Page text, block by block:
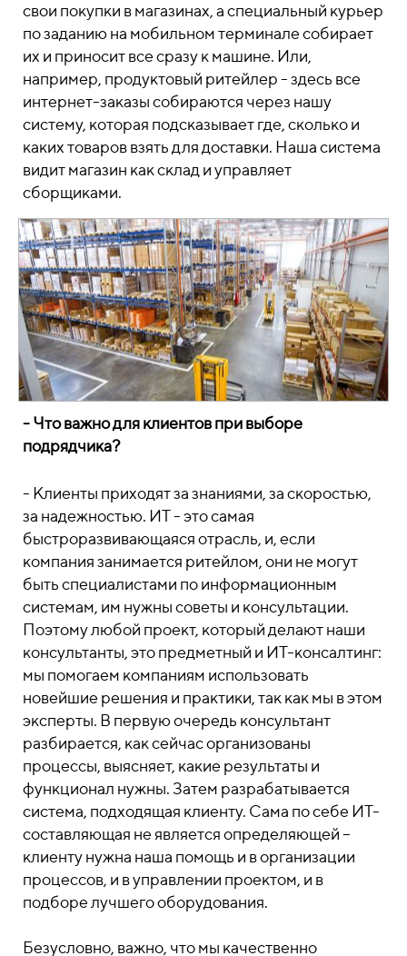
свои покупки в магазинах, а специальный курьер
по заданию на мобильном терминале собирает
их и приносит все сразу к машине. Или,
например, продуктовый ритейлер - здесь все
интернет-заказы собираются через нашу
систему, которая подсказывает где, сколько и
каких товаров взять для доставки. Наша система
видит магазин как склад и управляет
сборщиками.
- Что важно для клиентов при выборе
подрядчика?
- Клиенты приходят за знаниями, за скоростью,
за надежностью. ИТ - это самая
быстроразвивающаяся отрасль, и, если
компания занимается ритейлом, они не могут
быть специалистами по информационным
системам, им нужны советы и консультации.
Поэтому любой проект, который делают наши
консультанты, это предметный и ИТ-консалтинг:
мы помогаем компаниям использовать
новейшие решения и практики, так как мы в этом
эксперты. В первую очередь консультант
разбирается, как сейчас организованы
процессы, выясняет, какие результаты и
функционал нужны. Затем разрабатывается
система, подходящая клиенту. Сама по себе ИТ-
составляющая не является определяющей –
клиенту нужна наша помощь и в организации
процессов, и в управлении проектом, и в
подборе лучшего оборудования.
Безусловно, важно, что мы качественно